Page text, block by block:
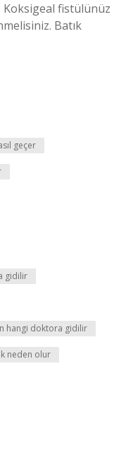
fistülünüz
Batık
geçer
gidilir
hangi doktora gidilir
neden olur